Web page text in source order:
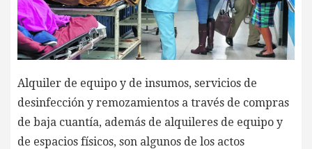
Alquiler de equipo y de insumos, servicios de
desinfección y remozamientos a través de compras
de baja cuantía, además de alquileres de equipo y
de espacios físicos, son algunos de los actos